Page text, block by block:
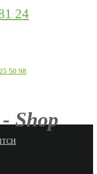
24
50 98
Shop